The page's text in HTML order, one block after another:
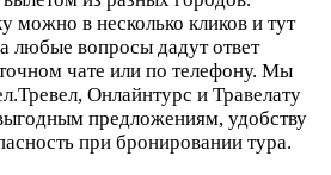
можно в несколько кликов и тут
любые вопросы дадут ответ
чате или по телефону. Мы
Онлайнтурс и Травелату
предложениям, удобству
при бронировании тура.